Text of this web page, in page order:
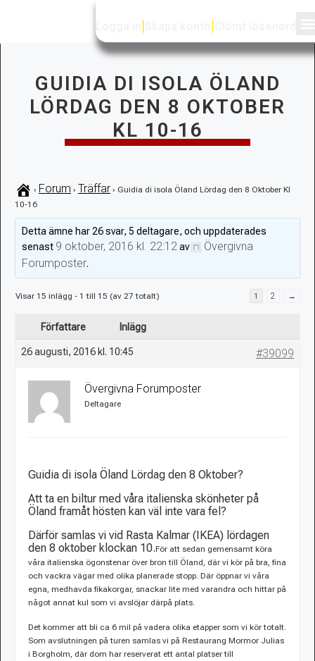
GUIDIA DI ISOLA ÖLAND
LÖRDAG DEN 8 OKTOBER
KL 10-16
› Forum › Träffar › Guidia di isola Öland Lördag den 8 Oktober Kl
10-16
Detta ämne har 26 svar, 5 deltagare, och uppdaterades
senast 9 oktober, 2016 kl. 22:12 av
Övergivna
Forumposter.
Visar 15 inlägg - 1 till 15 (av 27 totalt) 1 2 →
Författare Inlägg
26 augusti, 2016 kl. 10:45 #39099
Övergivna Forumposter
Deltagare
Guidia di isola Öland Lördag den 8 Oktober?
Att ta en biltur med våra italienska skönheter på
Öland framåt hösten kan väl inte vara fel?
Därför samlas vi vid Rasta Kalmar (IKEA) lördagen
den 8 oktober klockan 10.För att sedan gemensamt köra
våra italienska ögonstenar över bron till Öland, där vi kör på bra, fina
och vackra vägar med olika planerade stopp. Där öppnar vi våra
egna, medhavda fikakorgar, snackar lite med varandra och hittar på
något annat kul som vi avslöjar därpå plats.
Det kommer att bli ca 6 mil på vadera olika etapper som vi kör totalt.
Som avslutningen på turen samlas vi på Restaurang Mormor Julias
i Borgholm, där dom har reserverat ett antal platser till